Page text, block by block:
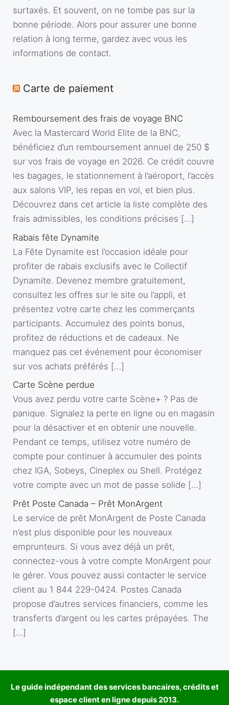
surtaxés. Et souvent, on ne tombe pas sur la
bonne période. Alors pour assurer une bonne
relation à long terme, gardez avec vous les
informations de contact.
Carte de paiement
Remboursement des frais de voyage BNC
Avec la Mastercard World Elite de la BNC,
bénéficiez d’un remboursement annuel de 250 $
sur vos frais de voyage en 2026. Ce crédit couvre
les bagages, le stationnement à l’aéroport, l’accès
aux salons VIP, les repas en vol, et bien plus.
Découvrez dans cet article la liste complète des
frais admissibles, les conditions précises […]
Rabais fête Dynamite
La Fête Dynamite est l’occasion idéale pour
profiter de rabais exclusifs avec le Collectif
Dynamite. Devenez membre gratuitement,
consultez les offres sur le site ou l’appli, et
présentez votre carte chez les commerçants
participants. Accumulez des points bonus,
profitez de réductions et de cadeaux. Ne
manquez pas cet événement pour économiser
sur vos achats préférés […]
Carte Scène perdue
Vous avez perdu votre carte Scène+ ? Pas de
panique. Signalez la perte en ligne ou en magasin
pour la désactiver et en obtenir une nouvelle.
Pendant ce temps, utilisez votre numéro de
compte pour continuer à accumuler des points
chez IGA, Sobeys, Cineplex ou Shell. Protégez
votre compte avec un mot de passe solide […]
Prêt Poste Canada – Prêt MonArgent
Le service de prêt MonArgent de Poste Canada
n’est plus disponible pour les nouveaux
emprunteurs. Si vous avez déjà un prêt,
connectez-vous à votre compte MonArgent pour
le gérer. Vous pouvez aussi contacter le service
client au 1 844 229-0424. Postes Canada
propose d’autres services financiers, comme les
transferts d’argent ou les cartes prépayées. The
[…]
Le guide indépendant des services bancaires, crédits et
espace client en ligne depuis 2013.